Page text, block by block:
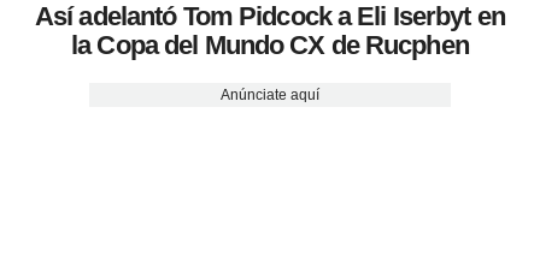
Así adelantó Tom Pidcock a Eli Iserbyt en
la Copa del Mundo CX de Rucphen
Anúnciate aquí